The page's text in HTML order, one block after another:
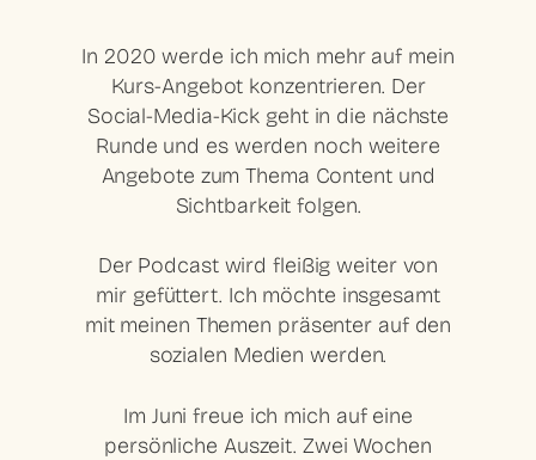
In 2020 werde ich mich mehr auf mein
Kurs-Angebot konzentrieren. Der
Social-Media-Kick geht in die nächste
Runde und es werden noch weitere
Angebote zum Thema Content und
Sichtbarkeit folgen.
Der Podcast wird fleißig weiter von
mir gefüttert. Ich möchte insgesamt
mit meinen Themen präsenter auf den
sozialen Medien werden.
Im Juni freue ich mich auf eine
persönliche Auszeit. Zwei Wochen